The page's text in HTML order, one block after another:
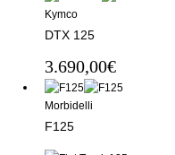
Kymco
DTX 125
3.690,00€
Morbidelli
F125